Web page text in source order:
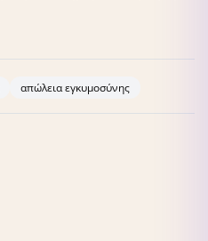
απώλεια εγκυμοσύνης